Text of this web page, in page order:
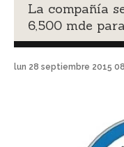
La compañía
6,500 mde
lun 28 septiembre 2015